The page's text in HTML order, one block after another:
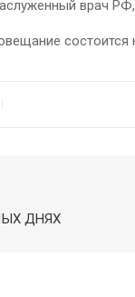
врач
ДНЯХ